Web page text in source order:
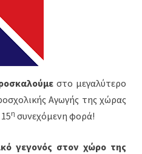
στο μεγαλύτερο
Αγωγής της χώρας
η συνεχόμενη φορά!
γεγονός στον χώρο της